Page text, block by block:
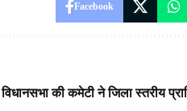
Facebook
विधानसभा की कमेटी ने जिला स्तरीय